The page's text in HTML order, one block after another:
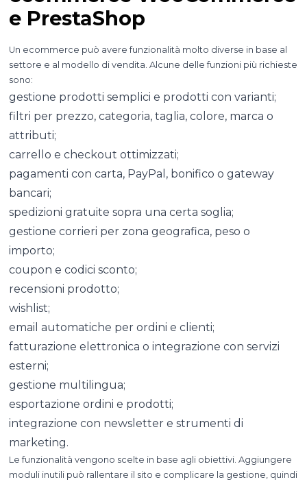
e PrestaShop
Un ecommerce può avere funzionalità molto diverse in base al
settore e al modello di vendita. Alcune delle funzioni più richieste
sono:
gestione prodotti semplici e prodotti con varianti;
filtri per prezzo, categoria, taglia, colore, marca o
attributi;
carrello e checkout ottimizzati;
pagamenti con carta, PayPal, bonifico o gateway
bancari;
spedizioni gratuite sopra una certa soglia;
gestione corrieri per zona geografica, peso o
importo;
coupon e codici sconto;
recensioni prodotto;
wishlist;
email automatiche per ordini e clienti;
fatturazione elettronica o integrazione con servizi
esterni;
gestione multilingua;
esportazione ordini e prodotti;
integrazione con newsletter e strumenti di
marketing.
Le funzionalità vengono scelte in base agli obiettivi. Aggiungere
moduli inutili può rallentare il sito e complicare la gestione, quindi